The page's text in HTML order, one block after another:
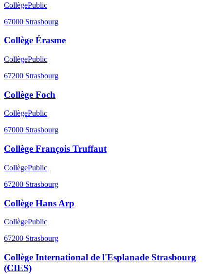
CollègePublic
67000 Strasbourg
Collège Érasme
CollègePublic
67200 Strasbourg
Collège Foch
CollègePublic
67000 Strasbourg
Collège François Truffaut
CollègePublic
67200 Strasbourg
Collège Hans Arp
CollègePublic
67200 Strasbourg
Collège International de l'Esplanade Strasbourg
(CIES)